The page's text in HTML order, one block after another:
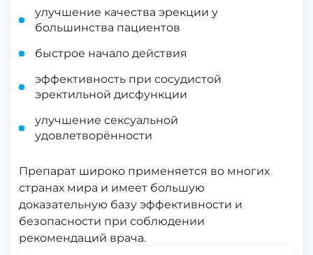
улучшение качества эрекции у
большинства пациентов
быстрое начало действия
эффективность при сосудистой
эректильной дисфункции
улучшение сексуальной
удовлетворённости
Препарат широко применяется во многих
странах мира и имеет большую
доказательную базу эффективности и
безопасности при соблюдении
рекомендаций врача.